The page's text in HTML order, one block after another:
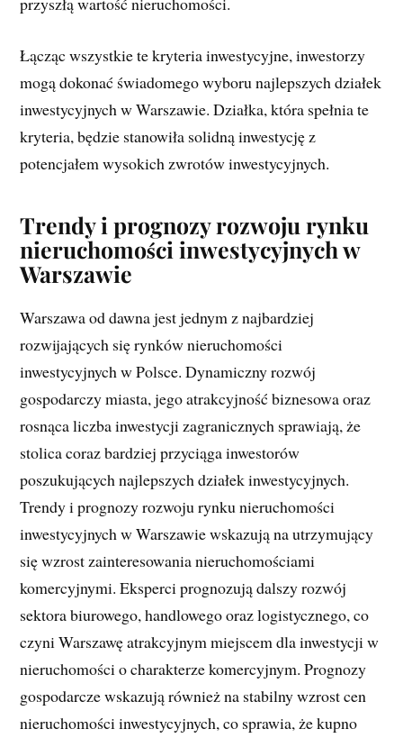
Łącząc wszystkie te kryteria inwestycyjne, inwestorzy
mogą dokonać świadomego wyboru najlepszych działek
inwestycyjnych w Warszawie. Działka, która spełnia te
kryteria, będzie stanowiła solidną inwestycję z
potencjałem wysokich zwrotów inwestycyjnych.
Trendy i prognozy rozwoju rynku
nieruchomości inwestycyjnych w
Warszawie
Warszawa od dawna jest jednym z najbardziej
rozwijających się rynków nieruchomości
inwestycyjnych w Polsce. Dynamiczny rozwój
gospodarczy miasta, jego atrakcyjność biznesowa oraz
rosnąca liczba inwestycji zagranicznych sprawiają, że
stolica coraz bardziej przyciąga inwestorów
poszukujących najlepszych działek inwestycyjnych.
Trendy i prognozy rozwoju rynku nieruchomości
inwestycyjnych w Warszawie wskazują na utrzymujący
się wzrost zainteresowania nieruchomościami
komercyjnymi. Eksperci prognozują dalszy rozwój
sektora biurowego, handlowego oraz logistycznego, co
czyni Warszawę atrakcyjnym miejscem dla inwestycji w
nieruchomości o charakterze komercyjnym. Prognozy
gospodarcze wskazują również na stabilny wzrost cen
nieruchomości inwestycyjnych, co sprawia, że kupno